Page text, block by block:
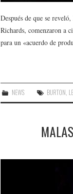
Después de que se
Richards, comenzaron a
para un «acuerdo de
NEWS BURTON